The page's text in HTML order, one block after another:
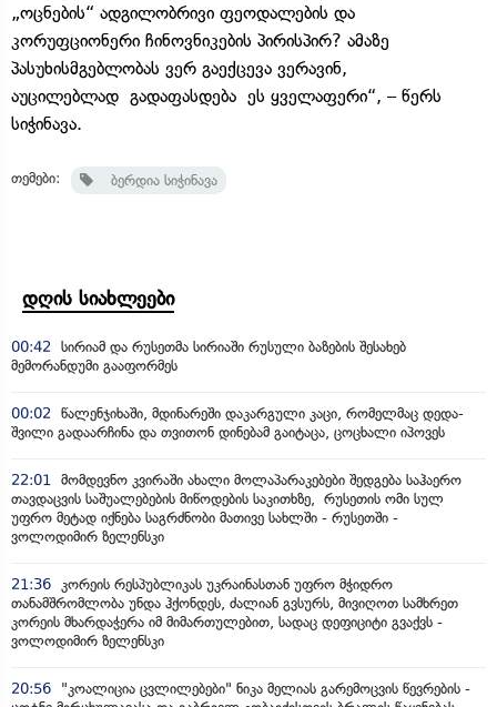
„ოცნების“ ადგილობრივი ფეოდალების და
კორუფციონერი ჩინოვნიკების პირისპირ? ამაზე
პასუხისმგებლობას ვერ გაექცევა ვერავინ,
აუცილებლად გადაფასდება ეს ყველაფერი“, – წერს
სიჭინავა.
თემები: ბერდია სიჭინავა
დღის სიახლეები
00:42
სირიამ და რუსეთმა სირიაში რუსული ბაზების შესახებ
მემორანდუმი გააფორმეს
00:02
წალენჯიხაში, მდინარეში დაკარგული კაცი, რომელმაც დედა-
შვილი გადაარჩინა და თვითონ დინებამ გაიტაცა, ცოცხალი იპოვეს
22:01
მომდევნო კვირაში ახალი მოლაპარაკებები შედგება საჰაერო
თავდაცვის საშუალებების მიწოდების საკითხზე, რუსეთის ომი სულ
უფრო მეტად იქნება საგრძნობი მათივე სახლში - რუსეთში -
ვოლოდიმირ ზელენსკი
21:36
კორეის რესპუბლიკას უკრაინასთან უფრო მჭიდრო
თანამშრომლობა უნდა ჰქონდეს, ძალიან გვსურს, მივიღოთ სამხრეთ
კორეის მხარდაჭერა იმ მიმართულებით, სადაც დეფიციტი გვაქვს -
ვოლოდიმირ ზელენსკი
20:56
"კოალიცია ცვლილებები" ნიკა მელიას გარემოცვის წევრების -